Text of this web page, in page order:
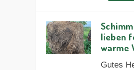
lieben
warme
Gutes